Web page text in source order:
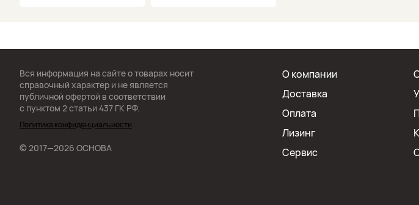
Вся информация на сайте о товарах носит
справочный характер и не является
публичной офертой в соответствии
с пунктом 2 статьи 437 ГК РФ.
Политика конфиденциальности
© 2017—2026 ОСНОВА
О компании
Доставка
Оплата
Лизинг
Сервис